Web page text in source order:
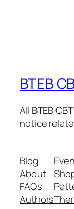
BTEB
All BTEB
notice
Blog
About
FAQs
Authors